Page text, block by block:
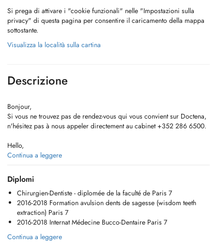
Si prega di attivare i "cookie funzionali" nelle "Impostazioni sulla
privacy" di questa pagina per consentire il caricamento della mappa
sottostante.
Visualizza la località sulla cartina
Descrizione
Bonjour,
Si vous ne trouvez pas de rendez-vous qui vous convient sur Doctena,
n'hésitez pas à nous appeler directement au cabinet +352 286 6500.
Hello,
If you do not find an appointment on Doctena that suits you, do not
hesitate to call us directly at the +352 286 6500.
Extractions dents de sagesse (wisdom teeth extractions)
Dévitalisation (root canal treatments)
Soins adultes et enfants (fillings)
Continua a leggere
Diplomi
Chirurgien-Dentiste - diplomée de la faculté de Paris 7
2016-2018 Formation avulsion dents de sagesse (wisdom teeth
extraction) Paris 7
2016-2018 Internat Médecine Bucco-Dentaire Paris 7
Continua a leggere